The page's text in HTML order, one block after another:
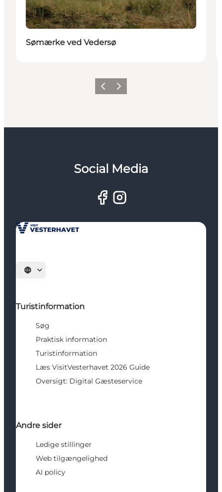
Sømærke ved Vedersø
ForrigeNæste
Social Media
Vælg sprog
Turistinformation
Søg
Praktisk information
Turistinformation
Læs VisitVesterhavet 2026 Guide
Oversigt: Digital Gæsteservice
Andre sider
Ledige stillinger
Web tilgængelighed
AI policy